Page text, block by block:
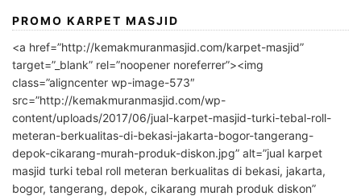
PROMO KARPET MASJID
<a href=”http://kemakmuranmasjid.com/karpet-masjid”
target=”_blank” rel=”noopener noreferrer”><img
class=”aligncenter wp-image-573″
src=”http://kemakmuranmasjid.com/wp-
content/uploads/2017/06/jual-karpet-masjid-turki-tebal-roll-
meteran-berkualitas-di-bekasi-jakarta-bogor-tangerang-
depok-cikarang-murah-produk-diskon.jpg” alt=”jual karpet
masjid turki tebal roll meteran berkualitas di bekasi, jakarta,
bogor, tangerang, depok, cikarang murah produk diskon”